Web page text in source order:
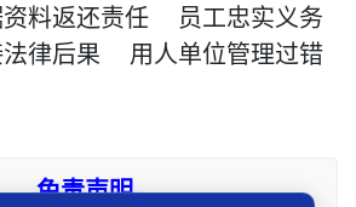
料返还责任
员工忠实义务
律后果 用人单位管理过错
免责声明